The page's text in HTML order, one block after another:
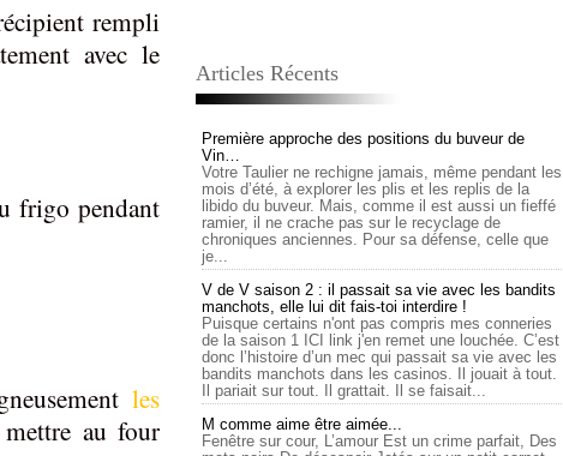
rempli
avec le
frigo pendant
les
au four
Articles Récents
Première approche des positions du buveur de
Vin…
Votre Taulier ne rechigne jamais, même pendant les
mois d’été, à explorer les plis et les replis de la
libido du buveur. Mais, comme il est aussi un fieffé
ramier, il ne crache pas sur le recyclage de
chroniques anciennes. Pour sa défense, celle que
je...
V de V saison 2 : il passait sa vie avec les bandits
manchots, elle lui dit fais-toi interdire !
Puisque certains n'ont pas compris mes conneries
de la saison 1 ICI link j'en remet une louchée. C’est
donc l’histoire d’un mec qui passait sa vie avec les
bandits manchots dans les casinos. Il jouait à tout.
Il pariait sur tout. Il grattait. Il se faisait...
M comme aime être aimée...
Fenêtre sur cour, L’amour Est un crime parfait, Des